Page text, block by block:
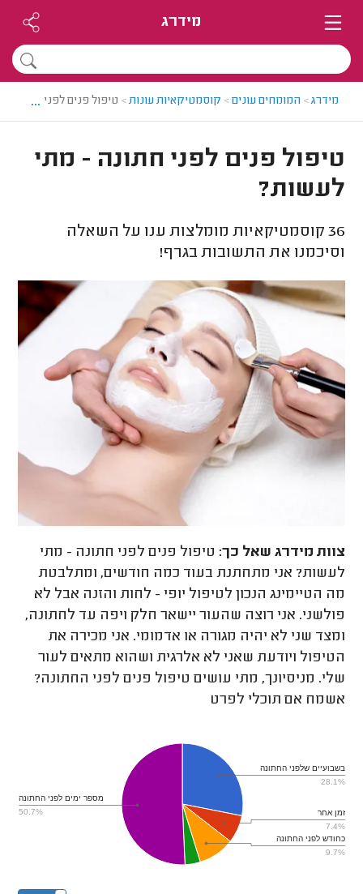
מידרג
מידרג> המומחים עונים> קוסמטיקאיות עונות> טיפול פנים לפני חתונה
...
טיפול פנים לפני חתונה - מתי
לעשות?
36 קוסמטיקאיות מומלצות ענו על השאלה
וסיכמנו את התשובות בגרף!
צוות מידרג שאל כך: טיפול פנים לפני חתונה - מתי
לעשות? אני מתחתנת בעוד כמה חודשים, ומתלבטת
מה הטיימינג הנכון לטיפול יופי - לחות והזנה אבל לא
פולשני. אני רוצה שהעור יישאר חלק ויפה עד לחתונה,
ומצד שני לא יהיה מגורה או אדמומי. אני מכירה את
הטיפול ויודעת שאני לא אלרגית ושהוא מתאים לעור
שלי. מניסיונך, מתי עושים טיפול פנים לפני החתונה?
אשמח אם תוכלי לפרט
בשבועיים שלפני החתונה
28.1%
זמן אחר
7.4%
כחודש לפני החתונה
9.7%
מספר ימים לפני החתונה
50.7%